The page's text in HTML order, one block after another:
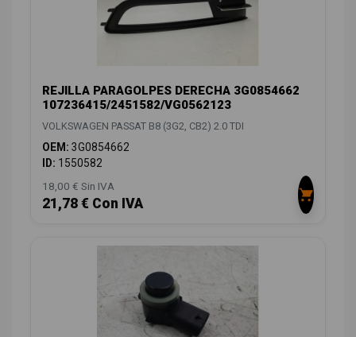
REJILLA PARAGOLPES DERECHA 3G0854662
107236415/2451582/VG0562123
VOLKSWAGEN PASSAT B8 (3G2, CB2) 2.0 TDI
OEM: 3G0854662
ID: 1550582
18,00 € Sin IVA
21,78 € Con IVA